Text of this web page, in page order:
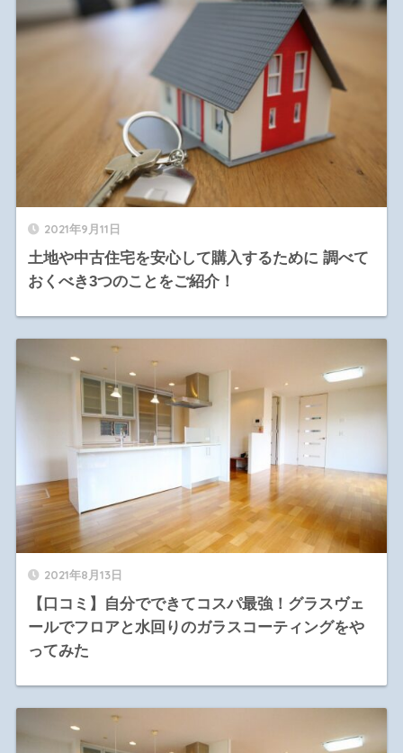
2021年9月11日
土地や中古住宅を安心して購入するために 調べて
おくべき3つのことをご紹介！
2021年8月13日
【口コミ】自分でできてコスパ最強！グラスヴェ
ールでフロアと水回りのガラスコーティングをや
ってみた